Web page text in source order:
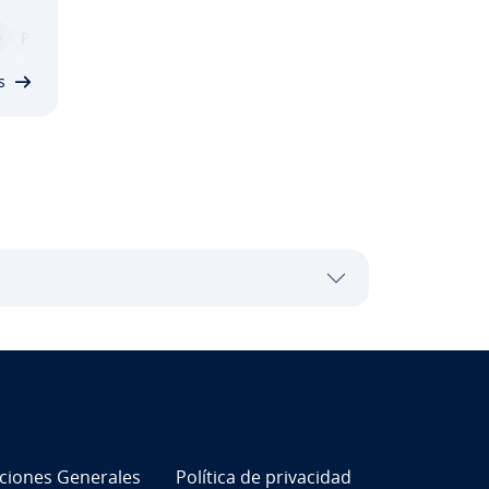
Generales Política de pri­va­ci­dad